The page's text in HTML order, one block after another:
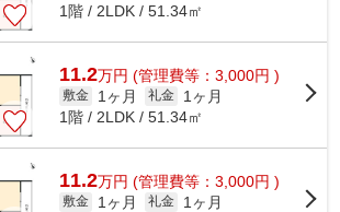
1階 / 2LDK / 51.34㎡
11.2万円 (管理費等：3,000円 )
敷金 1ヶ月 礼金
1ヶ月
1階 / 2LDK / 51.34㎡
11.2万円 (管理費等：3,000円 )
敷金 1ヶ月 礼金
1ヶ月